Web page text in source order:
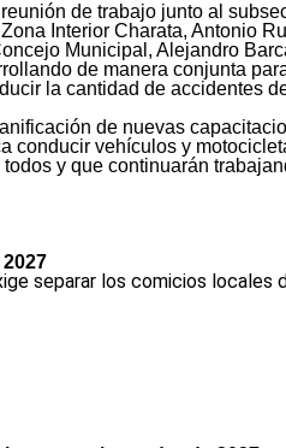
de trabajo junto al
Interior Charata, Antonio
Municipal, Alejandro
de manera conjunta
la cantidad de accidentes
de nuevas
conducir vehículos y
y que continuarán
separar los comicios locales